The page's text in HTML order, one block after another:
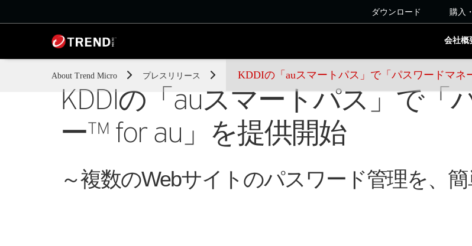
ダウンロード 購入
会社概
About Trend Micro プレスリリース KDDIの「auスマートパス」で「パスワードマ
KDDIの「auスマートパス」で「
ー™ for au」を提供開始
～複数のWebサイトのパスワード管理を、